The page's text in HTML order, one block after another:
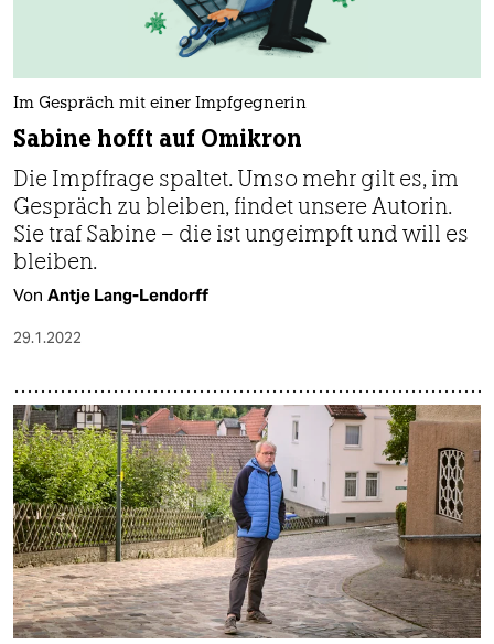
Im Gespräch mit einer Impfgegnerin
Sabine hofft auf Omikron
Die Impffrage spaltet. Umso mehr gilt es, im
Gespräch zu bleiben, findet unsere Autorin.
Sie traf Sabine – die ist ungeimpft und will es
bleiben.
Von Antje Lang-Lendorff
29.1.2022